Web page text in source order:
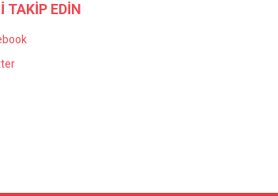
TAKİP EDİN